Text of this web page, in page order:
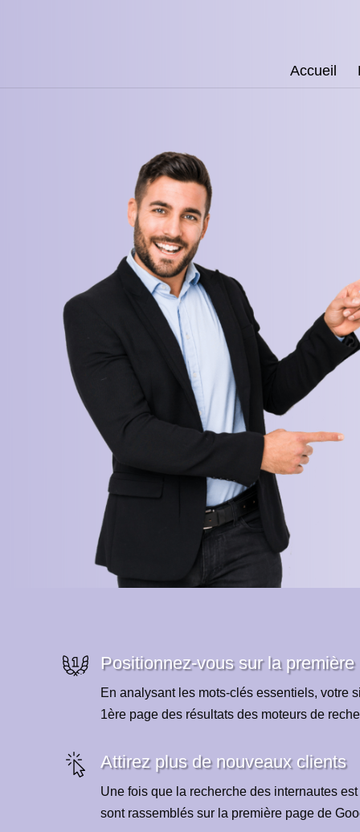
Accueil
Positionnez-vous sur la première
En analysant les mots-clés essentiels, votre
1ère page des résultats des moteurs de
Attirez plus de nouveaux clients
Une fois que la recherche des internautes
sont rassemblés sur la première page de